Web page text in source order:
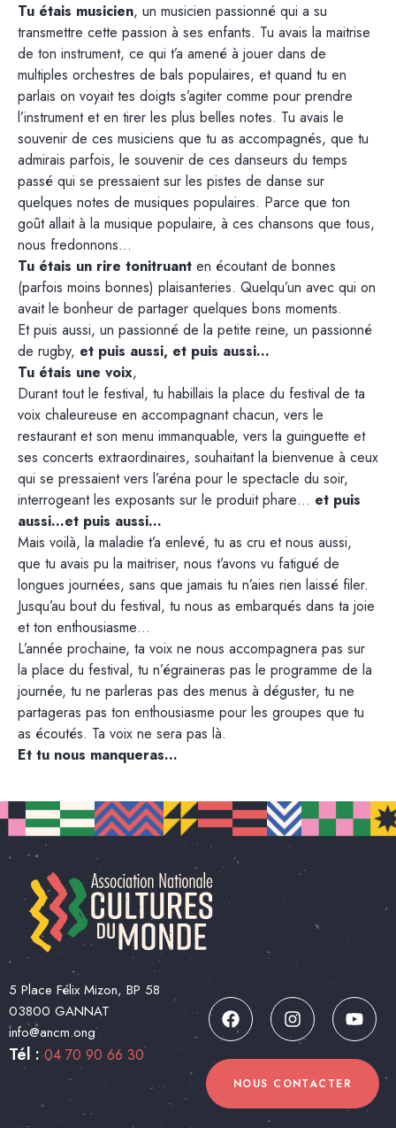
Tu étais musicien, un musicien passionné qui a su
transmettre cette passion à ses enfants. Tu avais la maitrise
de ton instrument, ce qui t’a amené à jouer dans de
multiples orchestres de bals populaires, et quand tu en
parlais on voyait tes doigts s’agiter comme pour prendre
l’instrument et en tirer les plus belles notes. Tu avais le
souvenir de ces musiciens que tu as accompagnés, que tu
admirais parfois, le souvenir de ces danseurs du temps
passé qui se pressaient sur les pistes de danse sur
quelques notes de musiques populaires. Parce que ton
goût allait à la musique populaire, à ces chansons que tous,
nous fredonnons…
Tu étais un rire tonitruant en écoutant de bonnes
(parfois moins bonnes) plaisanteries. Quelqu’un avec qui on
avait le bonheur de partager quelques bons moments.
Et puis aussi, un passionné de la petite reine, un passionné
de rugby, et puis aussi, et puis aussi…
Tu étais une voix,
Durant tout le festival, tu habillais la place du festival de ta
voix chaleureuse en accompagnant chacun, vers le
restaurant et son menu immanquable, vers la guinguette et
ses concerts extraordinaires, souhaitant la bienvenue à ceux
qui se pressaient vers l’aréna pour le spectacle du soir,
interrogeant les exposants sur le produit phare… et puis
aussi…et puis aussi…
Mais voilà, la maladie t’a enlevé, tu as cru et nous aussi,
que tu avais pu la maitriser, nous t’avons vu fatigué de
longues journées, sans que jamais tu n’aies rien laissé filer.
Jusqu’au bout du festival, tu nous as embarqués dans ta joie
et ton enthousiasme…
L’année prochaine, ta voix ne nous accompagnera pas sur
la place du festival, tu n’égraineras pas le programme de la
journée, tu ne parleras pas des menus à déguster, tu ne
partageras pas ton enthousiasme pour les groupes que tu
as écoutés. Ta voix ne sera pas là.
Et tu nous manqueras…
5 Place Félix Mizon, BP 58
03800 GANNAT
info@ancm.ong
Tél :04 70 90 66 30
NOUS CONTACTER